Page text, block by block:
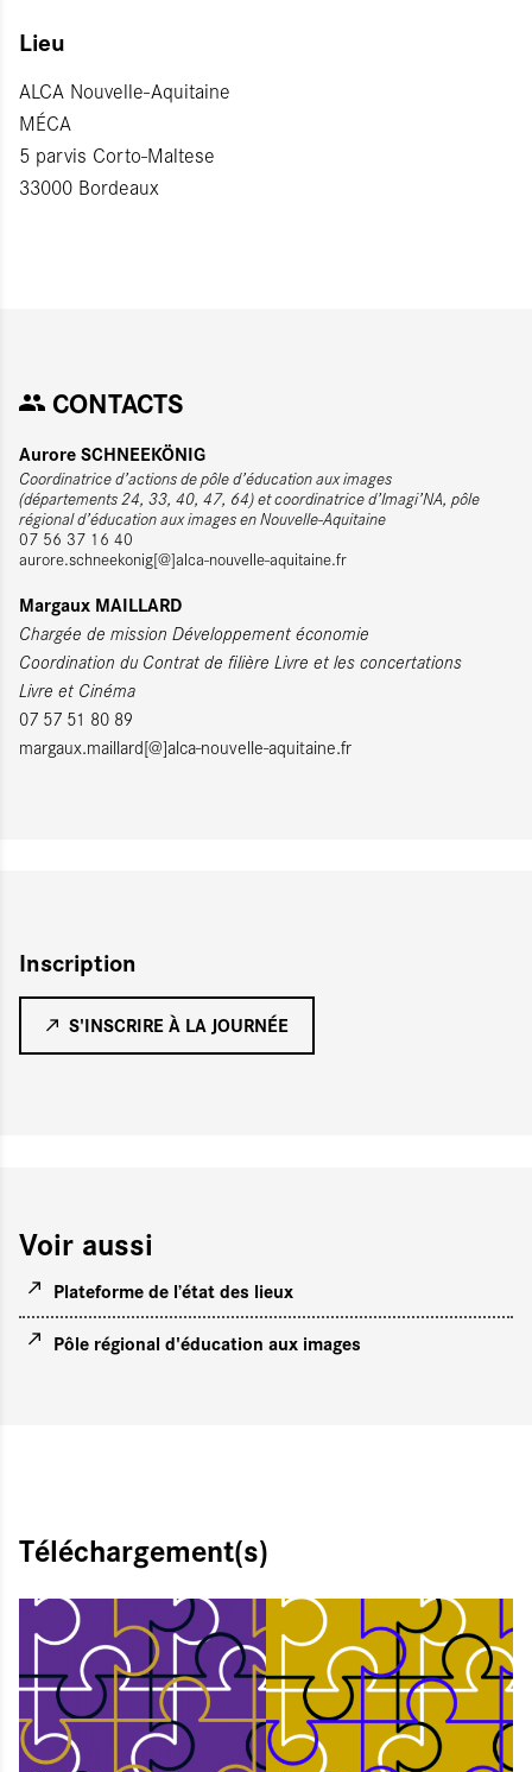
Lieu
ALCA Nouvelle-Aquitaine
MÉCA
5 parvis Corto-Maltese
33000 Bordeaux
CONTACTS
Aurore SCHNEEKÖNIG
Coordinatrice d’actions de pôle d’éducation aux images
(départements 24, 33, 40, 47, 64) et coordinatrice d’Imagi’NA, pôle
régional d’éducation aux images en Nouvelle-Aquitaine
07 56 37 16 40
aurore.schneekonig[@]alca-nouvelle-aquitaine.fr
Margaux MAILLARD
Chargée de mission Développement économie
Coordination du Contrat de filière Livre et les concertations
Livre et Cinéma
07 57 51 80 89
margaux.maillard[@]alca-nouvelle-aquitaine.fr
Inscription
S'INSCRIRE À LA JOURNÉE
Voir aussi
Plateforme de l’état des lieux
Pôle régional d'éducation aux images
Téléchargement(s)